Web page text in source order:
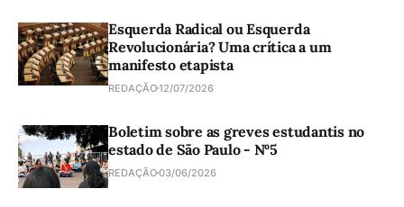
Esquerda Radical ou Esquerda
Revolucionária? Uma crítica a um
manifesto etapista
REDAÇÃO12/07/2026
Boletim sobre as greves estudantis no
estado de São Paulo - Nº5
REDAÇÃO03/06/2026